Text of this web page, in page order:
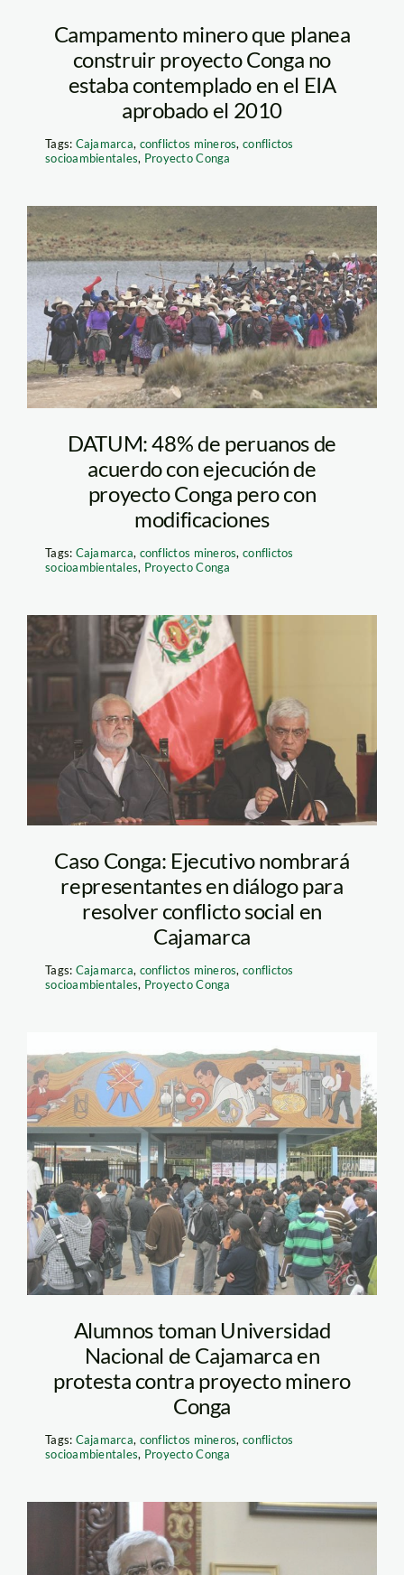
Campamento minero que planea
construir proyecto Conga no
estaba contemplado en el EIA
aprobado el 2010
Tags: Cajamarca, conflictos mineros, conflictos
socioambientales, Proyecto Conga
conga_cajamarca_efe_1
DATUM: 48% de peruanos de
acuerdo con ejecución de
proyecto Conga pero con
modificaciones
Tags: Cajamarca, conflictos mineros, conflictos
socioambientales, Proyecto Conga
Caso Conga: Ejecutivo nombrará
representantes en diálogo para
resolver conflicto social en
Cajamarca
Tags: Cajamarca, conflictos mineros, conflictos
socioambientales, Proyecto Conga
rpp_cajamarca_univrsidad
Alumnos toman Universidad
Nacional de Cajamarca en
protesta contra proyecto minero
Conga
Tags: Cajamarca, conflictos mineros, conflictos
socioambientales, Proyecto Conga
cabrejosLarepublica